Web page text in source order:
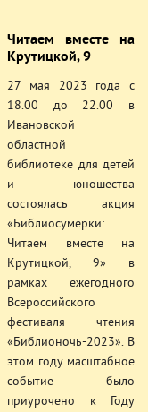
Читаем вместе на
Крутицкой, 9
27 мая 2023 года с
18.00 до 22.00 в
Ивановской
областной
библиотеке для детей
и юношества
состоялась акция
«Библиосумерки:
Читаем вместе на
Крутицкой, 9» в
рамках ежегодного
Всероссийского
фестиваля чтения
«Библионочь-2023». В
этом году масштабное
событие было
приурочено к Году